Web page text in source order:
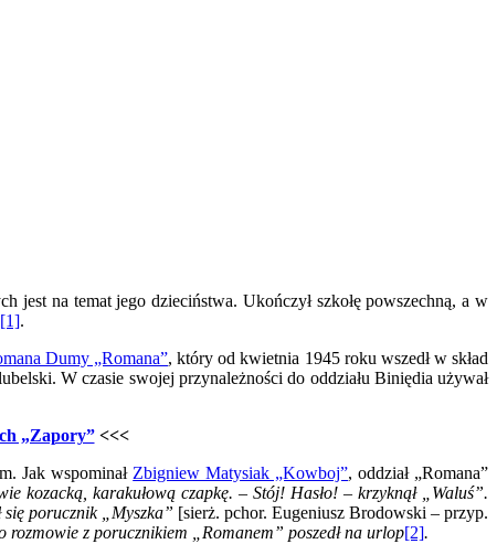
na temat jego dzieciństwa. Ukończył szkołę powszechną, a w
[1].
Dumy „Romana”, który od kwietnia 1945 roku wszedł w skład
W czasie swojej przynależności do oddziału Biniędia używał
„Zapory”<<<
Jak wspominałZbigniew Matysiak „Kowboj”, oddział „Romana”
kozacką, karakułową czapkę. – Stój! Hasło! – krzyknął „Waluś”.
się porucznik „Myszka” [sierż. pchor. Eugeniusz Brodowski – przyp.
rozmowie z porucznikiem „Romanem” poszedł na urlop[2].